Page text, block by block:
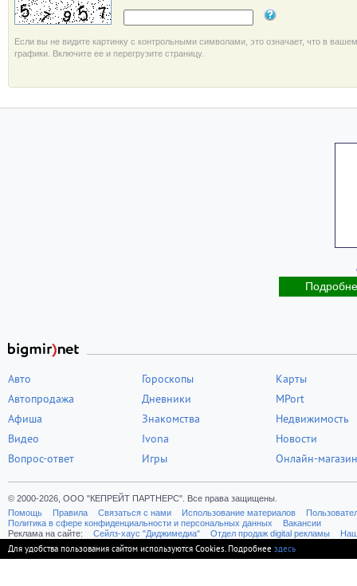
Если вы не видите картинку с контрольными символами, это означает, что в
графики. Включите ее и перегрузите страницу.
Авто
Автопродажа
Афиша
Видео
Вопрос-ответ
Гороскопы
Дневники
Знакомства
Ivona
Игры
Карты
MPort
Недвижимость
Новости
Онлайн-магазин
© 2000-2026, ООО "КЕПРЕЙТ ПАРТНЕРС". Все права защищены.
Помощь
Правила Связаться с нами Использование материалов
Политика в сфере конфиденциальности и персональных данных
Вакансии
Реклама на сайте:
Cейлз-хаус "Диджимедиа" Отдел продаж digital рекламы
Для удобства пользования сайтом используются Cookies. Подробнее здесь